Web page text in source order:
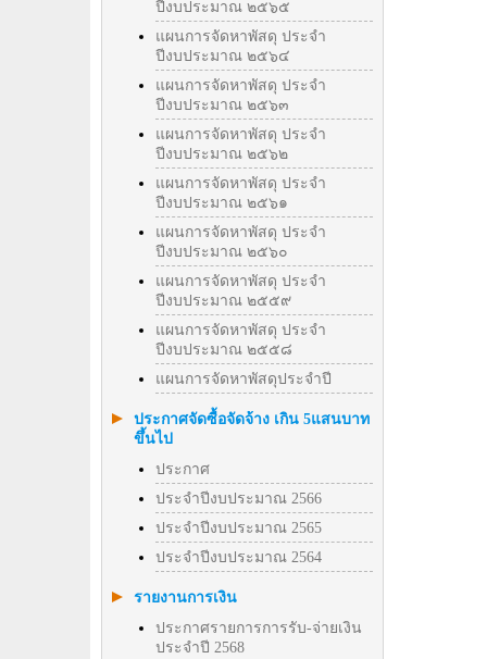
ปีงบประมาณ ๒๕๖๕
แผนการจัดหาพัสดุ ประจำ
ปีงบประมาณ ๒๕๖๔
แผนการจัดหาพัสดุ ประจำ
ปีงบประมาณ ๒๕๖๓
แผนการจัดหาพัสดุ ประจำ
ปีงบประมาณ ๒๕๖๒
แผนการจัดหาพัสดุ ประจำ
ปีงบประมาณ ๒๕๖๑
แผนการจัดหาพัสดุ ประจำ
ปีงบประมาณ ๒๕๖๐
แผนการจัดหาพัสดุ ประจำ
ปีงบประมาณ ๒๕๕๙
แผนการจัดหาพัสดุ ประจำ
ปีงบประมาณ ๒๕๕๘
แผนการจัดหาพัสดุประจำปี
ประกาศจัดซื้อจัดจ้าง เกิน 5แสนบาท
ขึ้นไป
ประกาศ
ประจำปีงบประมาณ 2566
ประจำปีงบประมาณ 2565
ประจำปีงบประมาณ 2564
รายงานการเงิน
ประกาศรายการการรับ-จ่ายเงิน
ประจำปี 2568